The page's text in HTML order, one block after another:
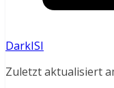
DarkISI
Zuletzt aktualisiert